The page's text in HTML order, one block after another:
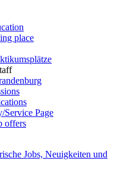
place
Service Page
offers
Jobs, Neuigkeiten und